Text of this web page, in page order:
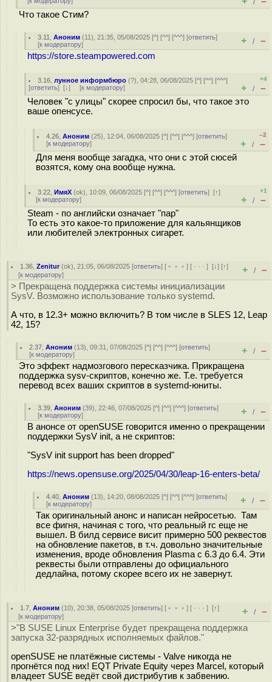
/
Что такое Стим?
3.11 ,Аноним (11), 21:35, 05/08/2025 [^] [^^] [^^^] [ответить]
[к модератору] + / –
https://store.steampowered.com
3.16 ,лунное информбюро (?), 04:28, 06/08/2025 [^] [^^] [^^^]
[ответить] [↓] [к модератору]
+4
+ / –
Человек "с улицы" скорее спросил бы, что такое это
ваше опенсусе.
4.26 ,Аноним (25), 12:04, 06/08/2025 [^] [^^] [^^^] [ответить]
[к модератору]
–2
+ / –
Для меня вообще загадка, что они с этой сюсей
возятся, кому она вообще нужна.
3.22 ,ИмяХ (ok), 10:09, 06/08/2025 [^] [^^] [^^^] [ответить][↑]
[к модератору]
+1
+ / –
Steam - по английски означает "пар"
То есть это какое-то приложение для кальянщиков
или любителей электронных сигарет.
1.36 ,Zenitur(ok), 21:05, 06/08/2025 [ответить] [ ﹢﹢﹢] [ · · ·][↓] [↑]
[к модератору] + / –
> Прекращена поддержка системы инициализации
SysV. Возможно использование только systemd.
А что, в 12.3+ можно включить? В том числе в SLES 12, Leap
42, 15?
2.37 ,Аноним (13), 09:31, 07/08/2025 [^] [^^] [^^^] [ответить]
[к модератору] + / –
Это эффект надмозгового пересказчика. Прикращена
поддержка sysv-скриптов, конечно же. Т.е. требуется
перевод всех ваших скриптов в systemd-юниты.
3.39 ,Аноним (39), 22:46, 07/08/2025 [^] [^^] [^^^] [ответить]
[к модератору] + / –
В анонсе от openSUSE говорится именно о прекращении
поддержки SysV init, а не скриптов:
"SysV init support has been dropped"
https://news.opensuse.org/2025/04/30/leap-16-enters-beta/
4.40 ,Аноним (13), 14:20, 08/08/2025 [^] [^^] [^^^] [ответить]
[к модератору] + / –
Так оригинальный анонс и написан нейросетью. Там
все фигня, начиная с того, что реальный rc еще не
вышел. В билд сервисе висит примерно 500 реквестов
на обновление пакетов, в т.ч. довольно значительные
изменения, вроде обновления Plasma с 6.3 до 6.4. Эти
реквесты были отправлены до официального
дедлайна, потому скорее всего их не завернут.
1.7 ,Аноним (10), 20:38, 05/08/2025 [ответить] [ ﹢﹢﹢] [ · · ·][↑]
[к модератору] + / –
>"В SUSE Linux Enterprise будет прекращена поддержка
запуска 32-разрядных исполняемых файлов."
openSUSE не платёжные системы - Valve никогда не
прогнётся под них! EQT Private Equity через Marcel, который
владеет SUSE ведёт свой дистрибутив к забвению.